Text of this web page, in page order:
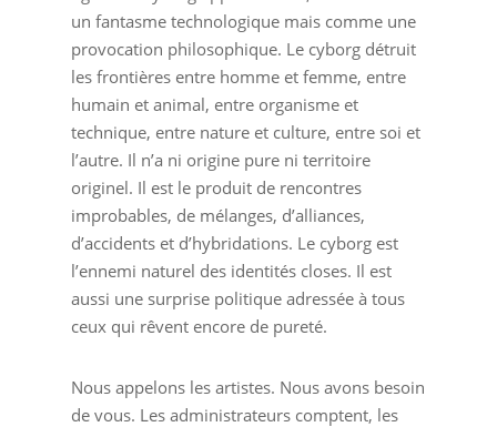
un fantasme technologique mais comme une
provocation philosophique. Le cyborg détruit
les frontières entre homme et femme, entre
humain et animal, entre organisme et
technique, entre nature et culture, entre soi et
l’autre. Il n’a ni origine pure ni territoire
originel. Il est le produit de rencontres
improbables, de mélanges, d’alliances,
d’accidents et d’hybridations. Le cyborg est
l’ennemi naturel des identités closes. Il est
aussi une surprise politique adressée à tous
ceux qui rêvent encore de pureté.
Nous appelons les artistes. Nous avons besoin
de vous. Les administrateurs comptent, les